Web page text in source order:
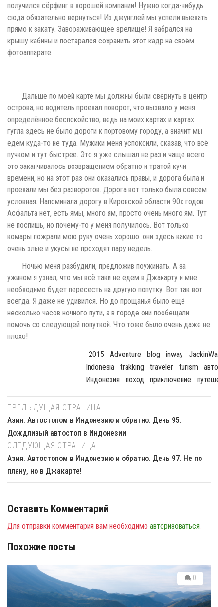
получился сёрфинг в хорошей компании! Нужно когда-нибудь
сюда обязательно вернуться! Из джунглей мы успели выехать
прямо к закату. Завораживающее зрелище! Я забрался на
крышу кабины и постарался сохранить этот кадр на своём
фотоаппарате.
Дальше по моей карте мы должны были свернуть в центр
острова, но водитель проехал поворот, что вызвало у меня
определённое беспокойство, ведь на моих картах и картах
гугла здесь не было дороги к портовому городу, а значит мы
едем куда-то не туда. Мужики меня успокоили, сказав, что всё
пучком и тут быстрее. Это я уже слышал не раз и чаще всего
это заканчивалось возвращением обратно и тратой кучи
времени, но на этот раз они оказались правы, и дорога была и
проехали мы без разворотов. Дорога вот только была совсем
условная. Напоминала дорогу в Кировской области 90х годов.
Асфальта нет, есть ямы, много ям, просто очень много ям. Тут
не поспишь, но почему-то у меня получилось. Вот только
комары пожрали мою руку очень хорошо. они здесь какие то
очень злые и укусы не проходят пару недель.
Ночью меня разбудили, предложив поужинать. А за
ужином я узнал, что мы всё таки не едем в Джакарту и мне
необходимо будет пересесть на другую попутку. Вот так вот
всегда. Я даже не удивился. Но до прощанья было ещё
несколько часов ночного пути, а в городе они пообещали
помочь со следующей попуткой. Что тоже было очень даже не
плохо!
2015
Adventure Blog Inway
Indonesia
Trakking Traveler Turism
Индонезия
Поход Приключение
ПРЕДЫДУЩАЯ СТРАНИЦА
Азия. Автостопом в Индонезию и обратно. День 95.
Дождливый автостоп в Индонезии
СЛЕДУЮЩАЯ СТРАНИЦА
Азия. Автостопом в Индонезию и обратно. День 97. Не по
плану, но в Джакарте!
Оставить Комментарий
Для отправки комментария вам необходимо авторизоваться.
Похожие посты
0